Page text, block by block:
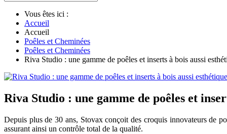
Vous êtes ici :
Accueil
Accueil
Poêles et Cheminées
Poêles et Cheminées
Riva Studio : une gamme de poêles et inserts à bois aussi
Riva Studio : une gamme de poêles et
Depuis plus de 30 ans, Stovax conçoit des croquis innovateurs de
assurant ainsi un contrôle total de la qualité.